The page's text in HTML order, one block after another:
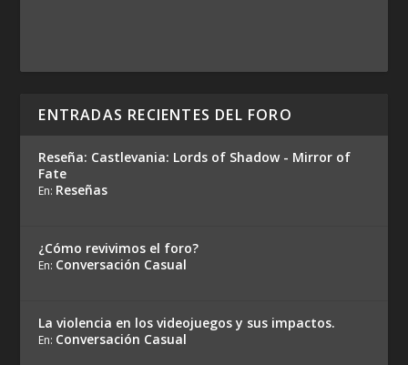
ENTRADAS RECIENTES DEL FORO
Reseña: Castlevania: Lords of Shadow - Mirror of
Fate
En: Reseñas
¿Cómo revivimos el foro?
En: Conversación Casual
La violencia en los videojuegos y sus impactos.
En: Conversación Casual